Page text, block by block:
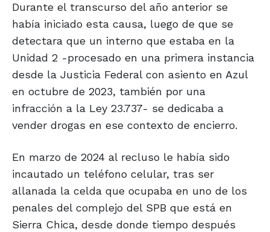
Durante el transcurso del año anterior se
había iniciado esta causa, luego de que se
detectara que un interno que estaba en la
Unidad 2 -procesado en una primera instancia
desde la Justicia Federal con asiento en Azul
en octubre de 2023, también por una
infracción a la Ley 23.737- se dedicaba a
vender drogas en ese contexto de encierro.
En marzo de 2024 al recluso le había sido
incautado un teléfono celular, tras ser
allanada la celda que ocupaba en uno de los
penales del complejo del SPB que está en
Sierra Chica, desde donde tiempo después